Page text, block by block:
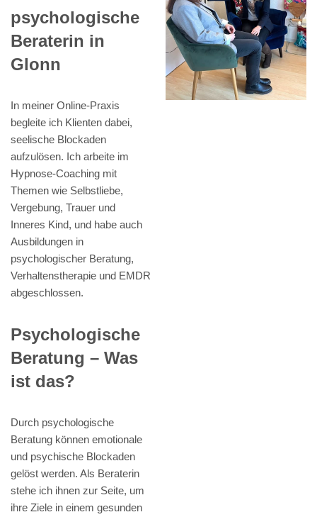
psychologische
Beraterin in
Glonn
In meiner Online-Praxis
begleite ich Klienten dabei,
seelische Blockaden
aufzulösen. Ich arbeite im
Hypnose-Coaching mit
Themen wie Selbstliebe,
Vergebung, Trauer und
Inneres Kind, und habe auch
Ausbildungen in
psychologischer Beratung,
Verhaltenstherapie und EMDR
abgeschlossen.
Psychologische
Beratung – Was
ist das?
Durch psychologische
Beratung können emotionale
und psychische Blockaden
gelöst werden. Als Beraterin
stehe ich ihnen zur Seite, um
ihre Ziele in einem gesunden